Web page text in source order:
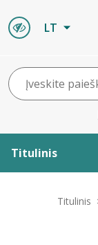
LT
Titulinis
Titulinis